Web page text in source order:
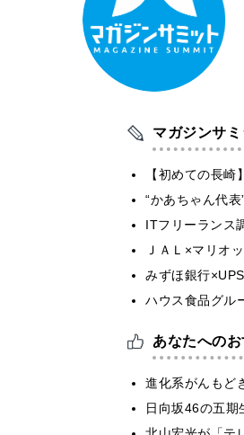
マガジンサ
【初めての長
“かあちゃん代
ITフリーランス
ＪＡＬ×マリオ
みずほ銀行
ハウス食品グル
あなたへの
進化系がんもど
日向坂46の五期